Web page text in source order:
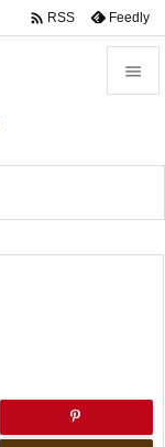


前へ
 RSS Feedly